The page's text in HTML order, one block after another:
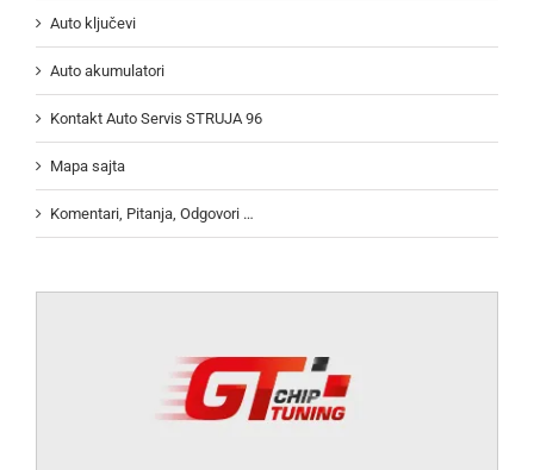
Auto ključevi
Auto akumulatori
Kontakt Auto Servis STRUJA 96
Mapa sajta
Komentari, Pitanja, Odgovori …